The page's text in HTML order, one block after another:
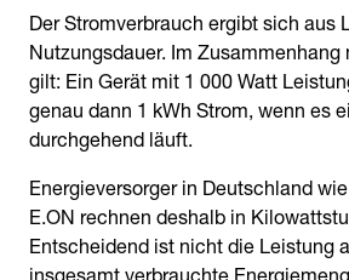
Der Stromverbrauch ergibt sich aus
Nutzungsdauer. Im Zusammenhang
gilt: Ein Gerät mit 1 000 Watt
genau dann 1 kWh Strom, wenn es
durchgehend läuft.
Energieversorger in Deutschland
E.ON rechnen deshalb in
Entscheidend ist nicht die Leistung